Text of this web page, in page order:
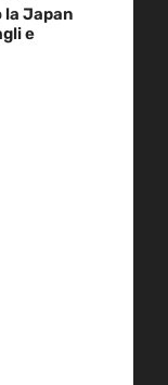
Japan
e